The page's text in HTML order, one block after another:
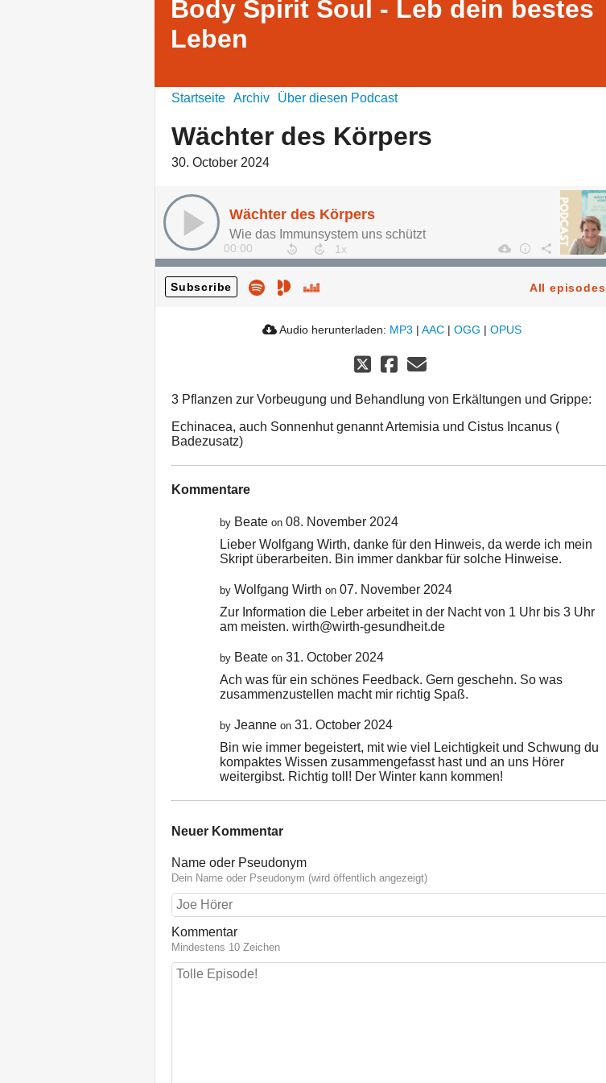
Body Spirit Soul - Leb dein bestes
Leben
Startseite Archiv Über diesen Podcast
Wächter des Körpers
30. October 2024
Wächter des Körpers
Wie das Immunsystem uns schützt
00:00
Subscribe All episodes
Audio herunterladen: MP3 | AAC | OGG | OPUS
3 Pflanzen zur Vorbeugung und Behandlung von Erkältungen und Grippe:
Echinacea, auch Sonnenhut genannt Artemisia und Cistus Incanus (
Badezusatz)
Kommentare
by Beate on 08. November 2024
Lieber Wolfgang Wirth, danke für den Hinweis, da werde ich mein
Skript überarbeiten. Bin immer dankbar für solche Hinweise.
by Wolfgang Wirth on 07. November 2024
Zur Information die Leber arbeitet in der Nacht von 1 Uhr bis 3 Uhr
am meisten. wirth@wirth-gesundheit.de
by Beate on 31. October 2024
Ach was für ein schönes Feedback. Gern geschehn. So was
zusammenzustellen macht mir richtig Spaß.
by Jeanne on 31. October 2024
Bin wie immer begeistert, mit wie viel Leichtigkeit und Schwung du
kompaktes Wissen zusammengefasst hast und an uns Hörer
weitergibst. Richtig toll! Der Winter kann kommen!
Neuer Kommentar
Name oder Pseudonym
Dein Name oder Pseudonym (wird öffentlich angezeigt)
Kommentar
Mindestens 10 Zeichen